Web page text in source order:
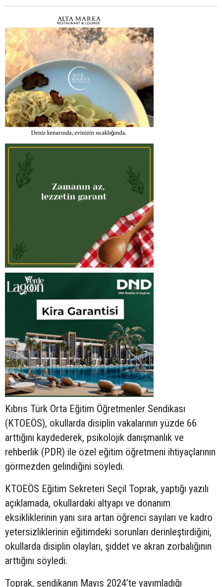
Kıbrıs Türk Orta Eğitim Öğretmenler Sendikası
(KTOEÖS), okullarda disiplin vakalarının yüzde 66
arttığını kaydederek, psikolojik danışmanlık ve
rehberlik (PDR) ile özel eğitim öğretmeni ihtiyaçlarının
görmezden gelindiğini söyledi.
KTOEÖS Eğitim Sekreteri Seçil Toprak, yaptığı yazılı
açıklamada, okullardaki altyapı ve donanım
eksikliklerinin yanı sıra artan öğrenci sayıları ve kadro
yetersizliklerinin eğitimdeki sorunları derinleştirdiğini,
okullarda disiplin olayları, şiddet ve akran zorbalığının
arttığını söyledi.
Toprak, sendikanın Mayıs 2024’te yayımladığı